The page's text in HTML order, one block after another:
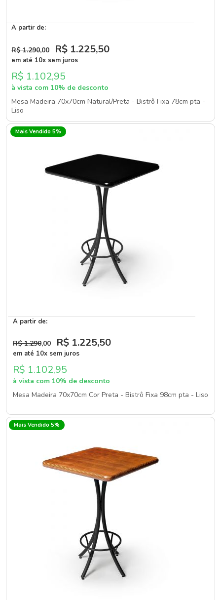
A partir de:
R$ 1.290,00 R$ 1.225,50
em até 10x sem juros
R$ 1.102,95
à vista com 10% de desconto
Mesa Madeira 70x70cm Natural/Preta - Bistrô Fixa 78cm pta -
Liso
Mais Vendido 5%
A partir de:
R$ 1.290,00 R$ 1.225,50
em até 10x sem juros
R$ 1.102,95
à vista com 10% de desconto
Mesa Madeira 70x70cm Cor Preta - Bistrô Fixa 98cm pta - Liso
Mais Vendido 5%